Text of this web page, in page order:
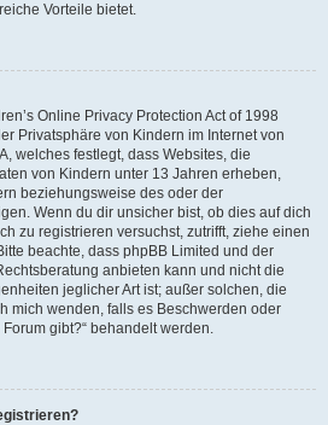
Vorteile bietet.
Online Privacy Protection Act of 1998
Privatsphäre von Kindern im Internet von
welches festlegt, dass Websites, die
von Kindern unter 13 Jahren erheben,
beziehungsweise des oder der
Wenn du dir unsicher bist, ob dies auf dich
zu registrieren versuchst, zutrifft, ziehe einen
beachte, dass phpBB Limited und der
anbieten kann und nicht die
jeglicher Art ist; außer solchen, die
mich wenden, falls es Beschwerden oder
gibt?“ behandelt werden.